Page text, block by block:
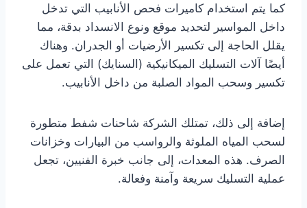
كما يتم استخدام كاميرات فحص الأنابيب التي تدخل
داخل المواسير لتحديد موقع ونوع الانسداد بدقة، مما
يقلل الحاجة إلى تكسير الأرضيات أو الجدران. وهناك
أيضًا آلات التسليك الميكانيكية (السنايك) التي تعمل على
تكسير وسحب المواد الصلبة من داخل الأنابيب.
إضافة إلى ذلك، تمتلك الشركة شاحنات شفط متطورة
لسحب المياه الملوثة والرواسب من البيارات وخزانات
الصرف. هذه المعدات، إلى جانب خبرة الفنيين، تجعل
عملية التسليك سريعة وآمنة وفعالة.